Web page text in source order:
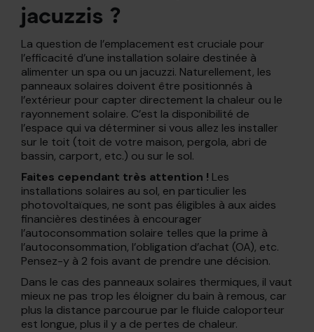
jacuzzis ?
La question de l’emplacement est cruciale pour
l’efficacité d’une installation solaire destinée à
alimenter un spa ou un jacuzzi. Naturellement, les
panneaux solaires doivent être positionnés à
l’extérieur pour capter directement la chaleur ou le
rayonnement solaire. C’est la disponibilité de
l’espace qui va déterminer si vous allez les installer
sur le toit (toit de votre maison, pergola, abri de
bassin, carport, etc.) ou sur le sol.
Faites cependant très attention ! Les
installations solaires au sol, en particulier les
photovoltaïques, ne sont pas éligibles à aux aides
financières destinées à encourager
l’autoconsommation solaire telles que la prime à
l’autoconsommation, l’obligation d’achat (OA), etc.
Pensez-y à 2 fois avant de prendre une décision.
Dans le cas des panneaux solaires thermiques, il vaut
mieux ne pas trop les éloigner du bain à remous, car
plus la distance parcourue par le fluide caloporteur
est longue, plus il y a de pertes de chaleur.